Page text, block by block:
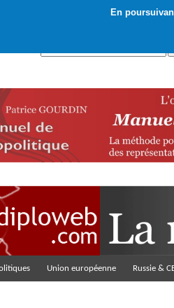
En
Union européenne Russie &